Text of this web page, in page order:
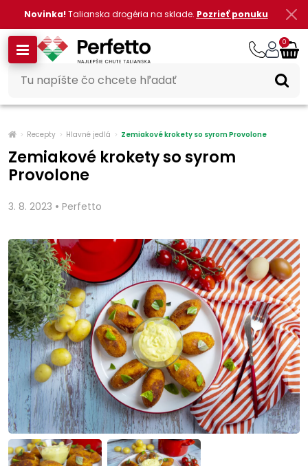
Novinka! Talianska drogéria na sklade. Pozrieť ponuku
0
Recepty Hlavné jedlá Zemiakové krokety so syrom Provolone
Zemiakové krokety so syrom
Provolone
3. 8. 2023 • Perfetto